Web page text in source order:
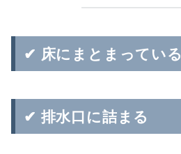
✔ 床にまとまっている
✔ 排水口に詰まる